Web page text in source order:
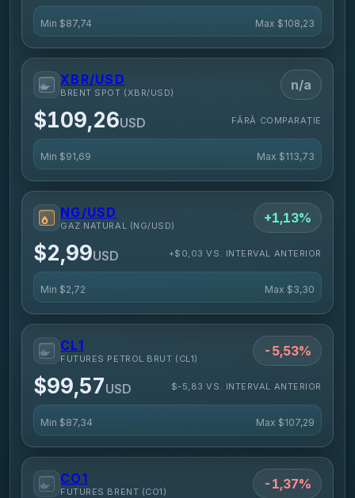
Min $87,74 Max $108,23
XBR/USD
BRENT SPOT (XBR/USD) n/a
$109,26USD FĂRĂ COMPARAȚIE
Min $91,69 Max $113,73
NG/USD
GAZ NATURAL (NG/USD) +1,13%
$2,99USD +$0,03 VS. INTERVAL ANTERIOR
Min $2,72 Max $3,30
CL1
FUTURES PETROL BRUT (CL1) -5,53%
$99,57USD $-5,83 VS. INTERVAL ANTERIOR
Min $87,34 Max $107,29
CO1
FUTURES BRENT (CO1) -1,37%